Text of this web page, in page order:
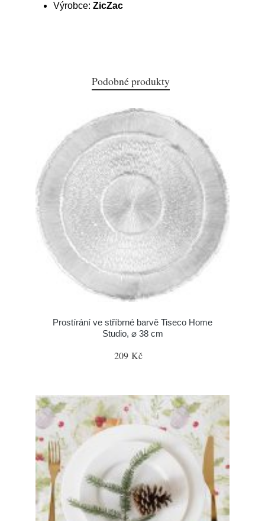
Výrobce: ZicZac
Podobné produkty
Prostírání ve stříbrné barvě Tiseco Home
Studio, ⌀ 38 cm
209 Kč